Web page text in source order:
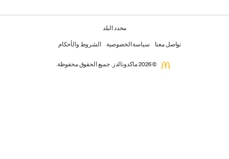
محدد البلد
تواصل معنا سياسة الخصوصية الشروط والأحكام
© 2026 ماكدونالدز. جميع الحقوق محفوظة.